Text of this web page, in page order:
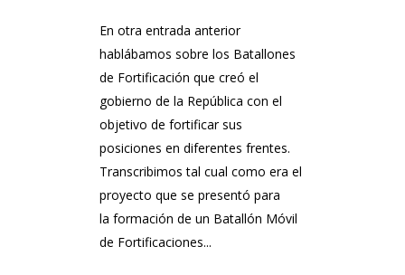
En otra entrada anterior
hablábamos sobre los Batallones
de Fortificación que creó el
gobierno de la República con el
objetivo de fortificar sus
posiciones en diferentes frentes.
Transcribimos tal cual como era el
proyecto que se presentó para
la formación de un Batallón Móvil
de Fortificaciones...